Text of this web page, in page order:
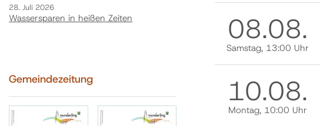
08.08.
Samstag, 13:00 Uhr
10.08.
Montag, 10:00 Uhr
28. Juli 2026
Wassersparen in heißen Zeiten
Gemeindezeitung